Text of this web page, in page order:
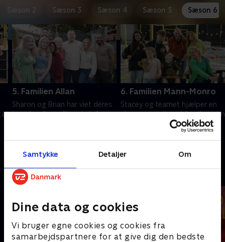
Samtykke Detaljer Om
Dine data og cookies
Vi bruger egne cookies og cookies fra
samarbejdspartnere for at give dig den bedste
Sæson 3 Sæson 4 Sæson 5 Sæson 6
5. Familien Allan
Sharon og Brian har viet deres
liv til familien, efter at de har
orden og en ny start i
hjemmet.
6. Familien Mann-Monro
Stacey og teamet hjælper en
stor sammenbragt familie, som
får et ultimatum: De skal give
slip på halvdelen af deres ting.
Andre så også